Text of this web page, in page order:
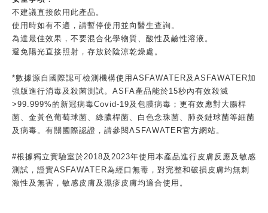
不建議直接飲用此產品。
使用時如有不適，請暫停使用並向醫生查詢。
為達最佳效果，不要混合化學物質、酸性及鹼性溶液。
避免陽光直接照射，存放於陰涼乾燥處。
*數據源自國際認可檢測機構使用ASFAWATER及ASFAWATER加
強版進行消毒及殺菌測試。ASFA產品能於15秒內有效殺滅
>99.999%的新冠病毒Covid-19及包膜病毒；更有效應對大腸桿
菌、金黃色葡萄球菌、綠膿桿菌、白色念珠菌、肺炎鏈球菌等細菌
及病毒。有關國際認證，請參閱ASFAWATER官方網站。
#根據獨立實驗室於2018及2023年使用本產品進行皮膚反應及敏感
測試，證實ASFAWATER為經口無毒，對完整和破損皮膚均無刺
激性及無害，敏感皮膚及濕疹皮膚均適合使用。